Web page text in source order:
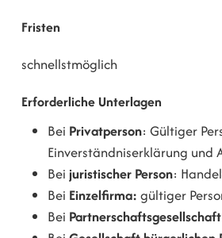
Fristen
schnellstmöglich
Erforderliche Unterlagen
Bei Privatperson: Gültiger
Einverständniserklärung und
Bei juristischer Person:
Bei Einzelfirma: gültiger
Bei Partnerschaftsgesellschaft